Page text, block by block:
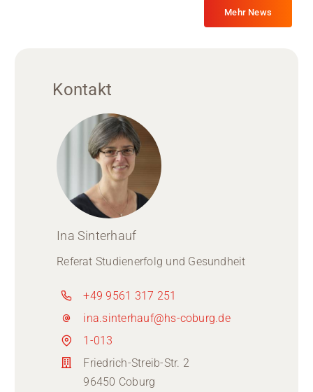
Mehr News
Kontakt
Ina Sinterhauf
Referat Studienerfolg und Gesundheit
+49 9561 317 251
ina.sinterhauf@hs-coburg.de
1-013
Friedrich-Streib-Str. 2
96450 Coburg